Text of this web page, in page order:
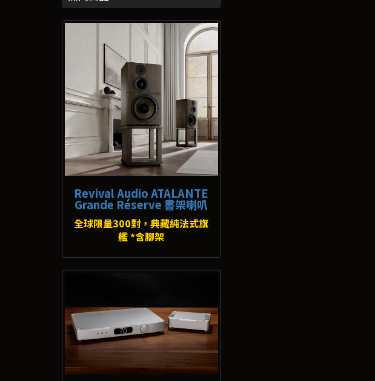
Revival Audio ATALANTE
Grande Réserve 書架喇叭
全球限量300對，典藏純法式旗
艦 *含腳架